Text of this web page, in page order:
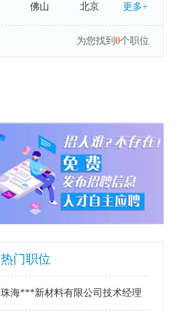
佛山 北京
济南 成都
更多+
为您找到 0个职位
热门职位
珠海***新材料有限公司技术经理